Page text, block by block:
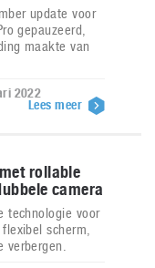
update voor
gepauzeerd,
maakte van
2022
Lees meer
rollable
camera
technologie voor
scherm,